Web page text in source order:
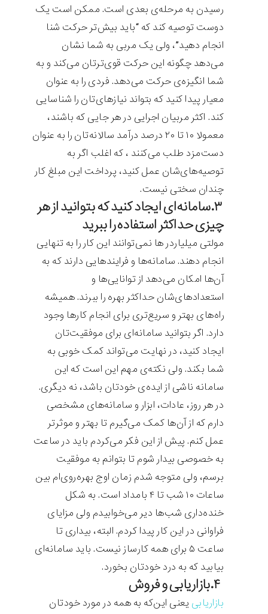
رسیدن به مرحله‌ی بعدی است. ممکن است یک
دوست توصیه کند که “باید بیش‌تر حرکت شنا
انجام دهید”، ولی یک مربی به شما نشان
می‌دهد چگونه این حرکت قوی‌ترتان می‌کند و به
شما انگیزه‌ی حرکت می‌دهد. فردی را به عنوان
معیار پیدا کنید که بتواند نیازهای‌تان را شناسایی
کند. اکثر مربیان اجرایی در هر جایی که باشند،
معمولا ۱۰ تا ۲۰ درصد درآمد سالانه‌تان را به عنوان
دست‌مزد طلب می‌کنند ، که اغلب اگر به
توصیه‌های‌شان عمل کنید، ‌پرداخت این مبلغ کار
چندان سختی نیست.
۳.سامانه‌ای ایجاد کنید که بتوانید از هر
چیزی حداکثر استفاده را ببرید
مولتی میلیاردر ها نمی‌توانند این کار را به تنهایی
انجام دهند. سامانه‌ها و فرایند‌هایی دارند که به
آن‌ها امکان می‌دهد از توانایی‌ها و
استعدادهای‌شان حداکثر بهره را ببرند. همیشه
راه‌های بهتر و سریع‌تری برای انجام کارها وجود
دارد. اگر بتوانید سامانه‌ای برای موفقیت‌تان
ایجاد کنید، در نهایت می‌تواند کمک خوبی به
شما بکند. ولی نکته‌ی مهم این است که این
سامانه ناشی از ایده‌ی خودتان باشد، نه دیگری.
در هر روز، عادات، ابزار و سامانه‌های مشخصی
دارم که از آن‌ها کمک می‌گیرم تا بهتر و موثرتر
عمل کنم. پیش از این فکر می‌کردم باید در ساعت
به خصوصی بیدار شوم تا بتوانم به موفقیت
برسم، ولی متوجه شدم زمان اوج بهره‌روی‌ام بین
ساعات ۱۰ شب تا ۴ بامداد است. به شکل
خنده‌داری شب‌ها دیر می‌خوابیدم ولی مزایای
فراوانی در این کار پیدا کردم. البته، بیداری تا
ساعت ۵ برای همه کارساز نیست. باید سامانه‌ای
بیابید که به درد خودتان بخورد.
بازاریابی یعنی این‌که به همه در مورد خودتان